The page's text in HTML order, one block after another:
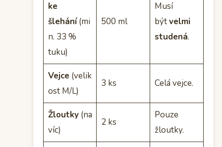
ke
šlehání(mi
n. 33 %
tuku)
500 ml
Musí
býtvelmi
studená.
Vejce (velik
ost M/L)
3 ks Celá vejce.
Žloutky(na
víc)
2 ks
Pouze
žloutky.